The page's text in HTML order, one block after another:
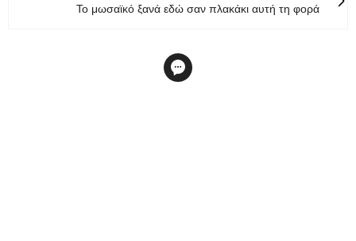
Το μωσαϊκό ξανά εδώ σαν πλακάκι αυτή τη φορά